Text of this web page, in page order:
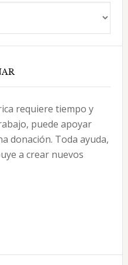
requiere tiempo y
puede apoyar
donación. Toda ayuda,
a crear nuevos